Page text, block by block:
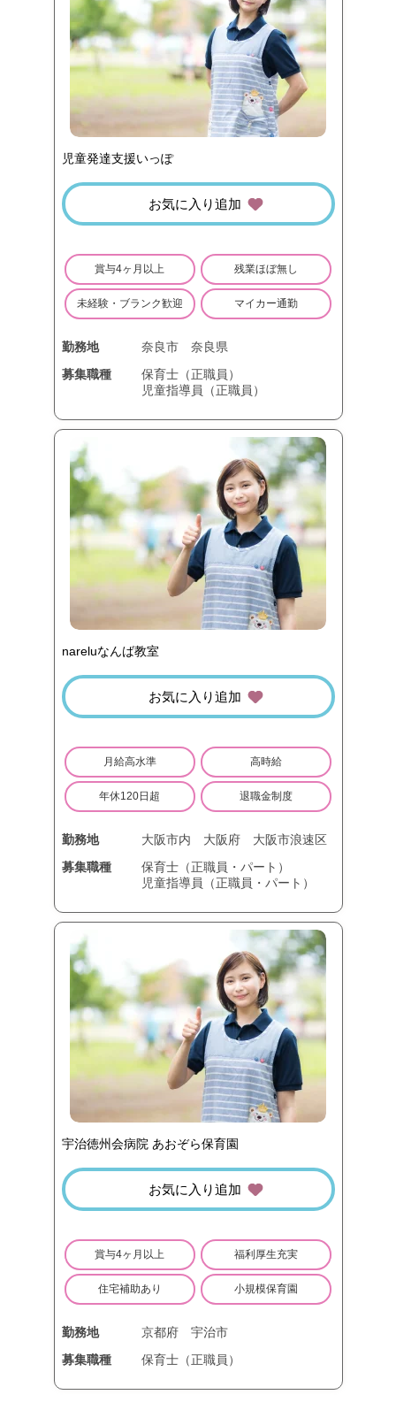
児童発達支援いっぽ
お気に入り追加
賞与4ヶ月以上 残業ほぼ無し
未経験・ブランク歓迎 マイカー通勤
勤務地 奈良市
奈良県
募集職種
保育士（正職員）
児童指導員（正職員）
nareluなんば教室
お気に入り追加
月給高水準 高時給
年休120日超 退職金制度
勤務地 大阪市内 大阪府
大阪市浪速区
募集職種
保育士（正職員・パート）
児童指導員（正職員・パート）
宇治徳州会病院 あおぞら保育園
お気に入り追加
賞与4ヶ月以上 福利厚生充実
住宅補助あり 小規模保育園
勤務地 京都府
宇治市
募集職種
保育士（正職員）